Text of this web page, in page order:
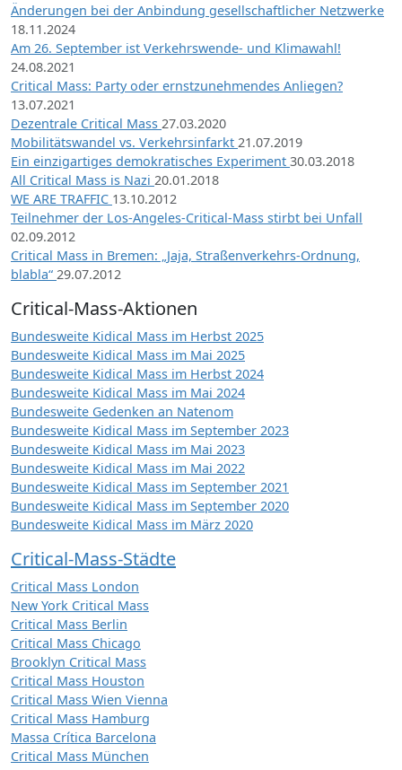
Änderungen bei der Anbindung gesellschaftlicher Netzwerke
18.11.2024
Am 26. September ist Verkehrswende- und Klimawahl!
24.08.2021
Critical Mass: Party oder ernstzunehmendes Anliegen?
13.07.2021
Dezentrale Critical Mass 27.03.2020
Mobilitätswandel vs. Verkehrsinfarkt 21.07.2019
Ein einzigartiges demokratisches Experiment 30.03.2018
All Critical Mass is Nazi 20.01.2018
WE ARE TRAFFIC 13.10.2012
Teilnehmer der Los-Angeles-Critical-Mass stirbt bei Unfall
02.09.2012
Critical Mass in Bremen: „Jaja, Straßenverkehrs-Ordnung,
blabla“ 29.07.2012
Critical-Mass-Aktionen
Bundesweite Kidical Mass im Herbst 2025
Bundesweite Kidical Mass im Mai 2025
Bundesweite Kidical Mass im Herbst 2024
Bundesweite Kidical Mass im Mai 2024
Bundesweite Gedenken an Natenom
Bundesweite Kidical Mass im September 2023
Bundesweite Kidical Mass im Mai 2023
Bundesweite Kidical Mass im Mai 2022
Bundesweite Kidical Mass im September 2021
Bundesweite Kidical Mass im September 2020
Bundesweite Kidical Mass im März 2020
Critical-Mass-Städte
Critical Mass London
New York Critical Mass
Critical Mass Berlin
Critical Mass Chicago
Brooklyn Critical Mass
Critical Mass Houston
Critical Mass Wien Vienna
Critical Mass Hamburg
Massa Crítica Barcelona
Critical Mass München